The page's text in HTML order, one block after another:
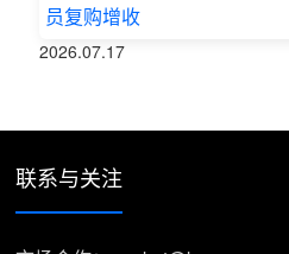
员复购增收
2026.07.17
联系与关注